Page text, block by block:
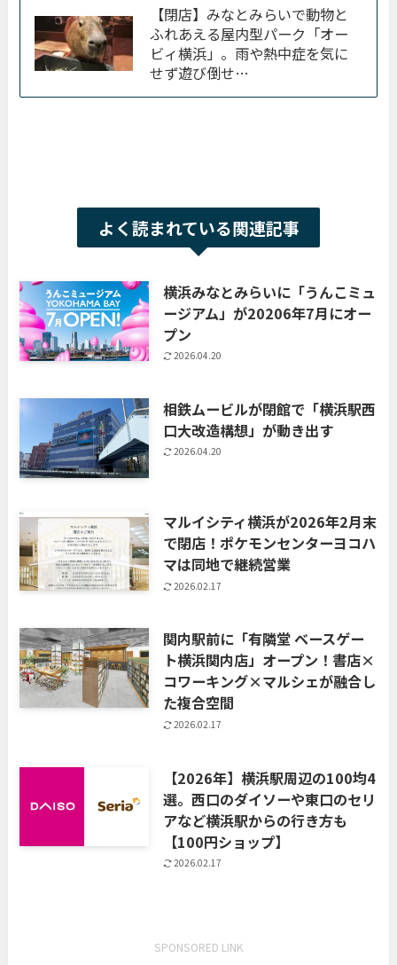
【閉店】みなとみらいで動物と
ふれあえる屋内型パーク「オー
ビィ横浜」。雨や熱中症を気に
せず遊び倒せ…
よく読まれている関連記事
横浜みなとみらいに「うんこミュ
ージアム」が20206年7月にオー
プン
2026.04.20
相鉄ムービルが閉館で「横浜駅西
口大改造構想」が動き出す
2026.04.20
マルイシティ横浜が2026年2月末
で閉店！ポケモンセンターヨコハ
マは同地で継続営業
2026.02.17
関内駅前に「有隣堂 ベースゲー
ト横浜関内店」オープン！書店×
コワーキング×マルシェが融合し
た複合空間
2026.02.17
【2026年】横浜駅周辺の100均4
選。西口のダイソーや東口のセリ
アなど横浜駅からの行き方も
【100円ショップ】
2026.02.17
SPONSORED LINK